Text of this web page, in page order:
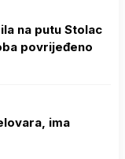
na putu Stolac
povrijeđeno
ima